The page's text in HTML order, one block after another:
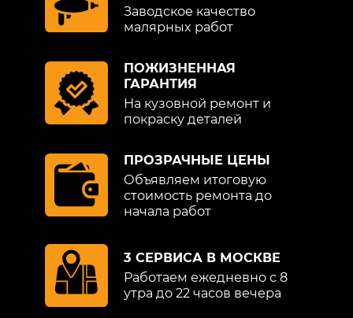
Заводское качество
малярных работ
ПОЖИЗНЕННАЯ
ГАРАНТИЯ
На кузовной ремонт и
покраску деталей
ПРОЗРАЧНЫЕ ЦЕНЫ
Объявляем итоговую
стоимость ремонта до
начала работ
3 СЕРВИСА В МОСКВЕ
Работаем ежедневно с 8
утра до 22 часов вечера